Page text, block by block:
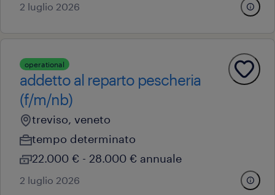
2 luglio 2026
operational
addetto al reparto pescheria
(f/m/nb)
treviso, veneto
tempo determinato
22.000 € - 28.000 € annuale
2 luglio 2026